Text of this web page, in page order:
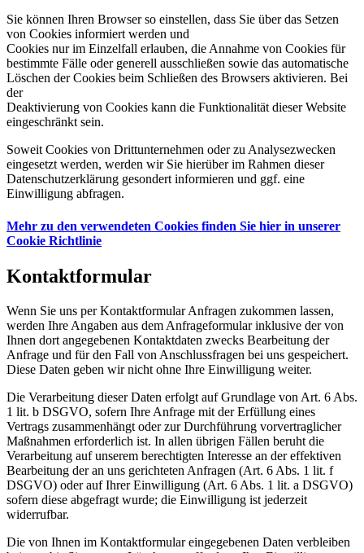
Sie können Ihren Browser so einstellen, dass Sie über das Setzen
von Cookies informiert werden und
Cookies nur im Einzelfall erlauben, die Annahme von Cookies für
bestimmte Fälle oder generell ausschließen sowie das automatische
Löschen der Cookies beim Schließen des Browsers aktivieren. Bei
der
Deaktivierung von Cookies kann die Funktionalität dieser Website
eingeschränkt sein.
Soweit Cookies von Drittunternehmen oder zu Analysezwecken
eingesetzt werden, werden wir Sie hierüber im Rahmen dieser
Datenschutzerklärung gesondert informieren und ggf. eine
Einwilligung abfragen.
Mehr zu den verwendeten Cookies finden Sie hier in unserer
Cookie Richtlinie
Kontaktformular
Wenn Sie uns per Kontaktformular Anfragen zukommen lassen,
werden Ihre Angaben aus dem Anfrageformular inklusive der von
Ihnen dort angegebenen Kontaktdaten zwecks Bearbeitung der
Anfrage und für den Fall von Anschlussfragen bei uns gespeichert.
Diese Daten geben wir nicht ohne Ihre Einwilligung weiter.
Die Verarbeitung dieser Daten erfolgt auf Grundlage von Art. 6 Abs.
1 lit. b DSGVO, sofern Ihre Anfrage mit der Erfüllung eines
Vertrags zusammenhängt oder zur Durchführung vorvertraglicher
Maßnahmen erforderlich ist. In allen übrigen Fällen beruht die
Verarbeitung auf unserem berechtigten Interesse an der effektiven
Bearbeitung der an uns gerichteten Anfragen (Art. 6 Abs. 1 lit. f
DSGVO) oder auf Ihrer Einwilligung (Art. 6 Abs. 1 lit. a DSGVO)
sofern diese abgefragt wurde; die Einwilligung ist jederzeit
widerrufbar.
Die von Ihnen im Kontaktformular eingegebenen Daten verbleiben